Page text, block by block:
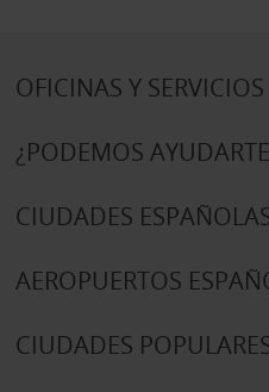
OFICINAS Y SERVICIOS
¿PODEMOS
CIUDADES
AEROPUERTOS
CIUDADES